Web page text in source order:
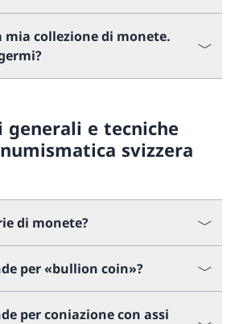
mia collezione di monete.
e tecniche
svizzera
di monete?
per «bullion coin»?
per coniazione con assi